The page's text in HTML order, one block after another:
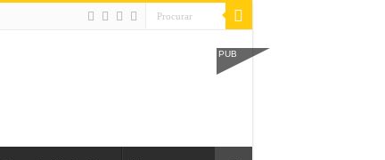
PUB